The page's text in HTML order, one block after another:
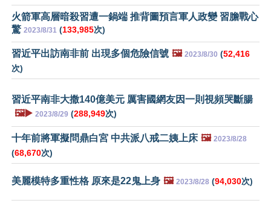
火箭軍高層暗殺習遭一鍋端 推背圖預言軍人政變 習膽戰心
驚 2023/8/31 (133,985次)
習近平出訪南非前 出現多個危險信號 🖼️ 2023/8/30 (52,416
次)
習近平南非大撒140億美元 厲害國網友因一則視頻哭斷腸
🖼️▶️ 2023/8/29 (288,949次)
十年前將軍擬問鼎白宮 中共派八戒二姨上床 🖼️ 2023/8/28
(68,670次)
美麗模特多重性格 原來是22鬼上身 🖼️ 2023/8/28 (94,030次)